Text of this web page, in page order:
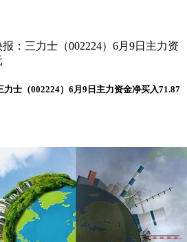
士（002224）6月9日主力资金净买入71.87